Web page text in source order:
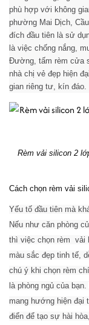
phù hợp với không
phường Mai Dịch,
đích đầu tiên là sử
là việc chống nắng,
Đường, tấm rèm cửa
nhà chị vẻ đẹp hiện
gian riêng tư, kín đáo.
Rèm vải silicon 2
Cách chọn rèm vải
Yếu tố đầu tiên mà
Nếu như căn phòng
thì việc chọn rèm vải
màu sắc đẹp tinh tế,
chú ý khi chọn rèm
là phòng ngủ của
mang hướng hiện đại
điển để tạo sự hài